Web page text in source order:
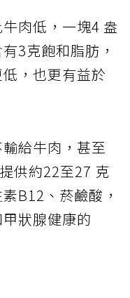
肉低，一塊4 盎
3克飽和脂肪，
，也更有益於
給牛肉，甚至
供約22至27 克
B12、菸鹼酸，
狀腺健康的